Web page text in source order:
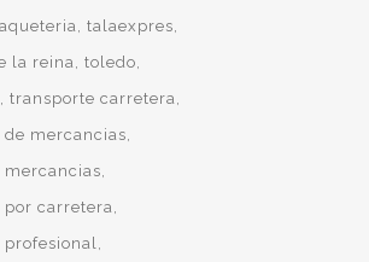
talaexpres
la reina
toledo
transporte carretera
mercancias
carretera